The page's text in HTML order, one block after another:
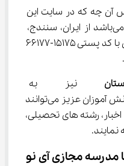
آن چه که در سایت این
دانشگاه ذکر شده است عبارت می‌باشد از ایران، سنندج،
نیز به
https://uok.ac.ir می‌باشد که دانش آموزان عزیز می‌توانند
رشته های تحصیلی،
مدرسه مجازی آی نو